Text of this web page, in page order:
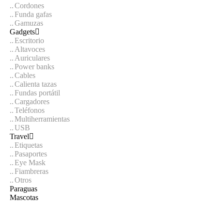
Cordones
Funda gafas
Gamuzas
Gadgets
Escritorio
Altavoces
Auriculares
Power banks
Cables
Calienta tazas
Fundas portátil
Cargadores
Teléfonos
Multiherramientas
USB
Travel
Etiquetas
Pasaportes
Eye Mask
Fiambreras
Otros
Paraguas
Mascotas